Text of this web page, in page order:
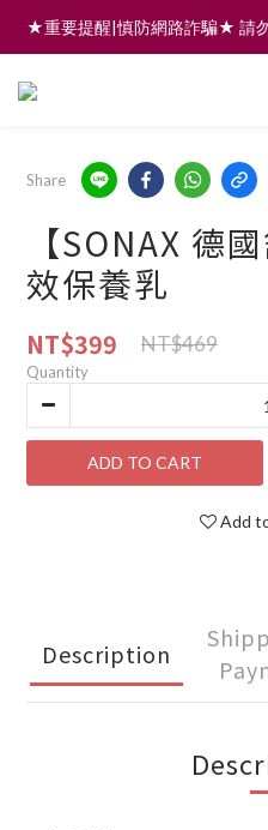
註冊會員享200元購物金 | 全
★重要提醒|慎防網路詐騙★ 請
註冊會員享200元購物金 | 全
Share
【SONAX 德
效保養乳
NT$399 NT$469
Quantity
ADD TO CART
Add
Description